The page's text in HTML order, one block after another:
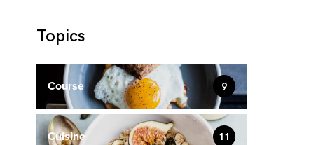
Topics
Course 9
Cuisine 11